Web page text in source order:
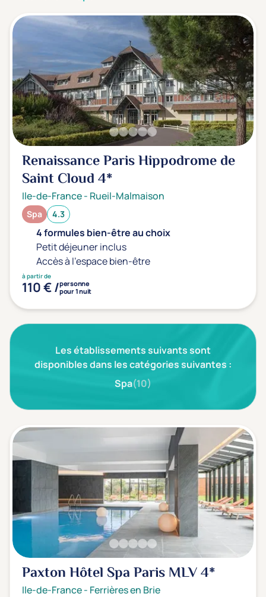
D'après notre partenaire Avis-Vérifiés
Parfait: 4.5+
(0)
Excellent: 4+
(1)
Très bien: 3.5+
(0)
Bord de mer
Ville
Montagne
Campagne
Type de séjour
Thématiques bien-être
(1)
(0)
Beauté & anti-âge
(0)
Silhouette, Minceur
(0)
Gestion du stress / sommeil
(1)
Spécial dos
(0)
Prévention santé
(0)
(0)
Yoga
Renaissance Paris Hippodrome de
Saint Cloud4*
Ile-de-France- Rueil-Malmaison
Spa 4.3
4 formules bien-être au choix
Petit déjeuner inclus
Accès à l'espace bien-être
à partir de
110 € /personne
pour 1 nuit
Les établissements suivants sont
disponibles dans les catégories suivantes :
Spa(10)
Paxton Hôtel Spa Paris MLV4*
Ile-de-France- Ferrières en Brie